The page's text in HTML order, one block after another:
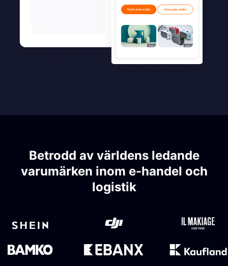
Betrodd av världens ledande
varumärken inom e-handel och
logistik